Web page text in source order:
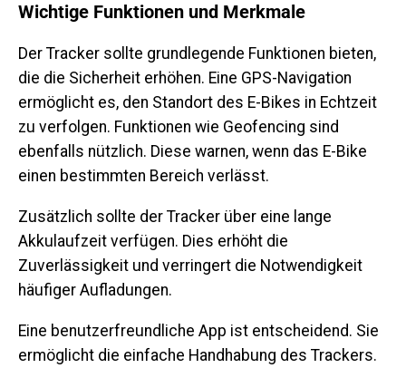
Wichtige Funktionen und Merkmale
Der Tracker sollte grundlegende Funktionen bieten,
die die Sicherheit erhöhen. Eine GPS-Navigation
ermöglicht es, den Standort des E-Bikes in Echtzeit
zu verfolgen. Funktionen wie Geofencing sind
ebenfalls nützlich. Diese warnen, wenn das E-Bike
einen bestimmten Bereich verlässt.
Zusätzlich sollte der Tracker über eine lange
Akkulaufzeit verfügen. Dies erhöht die
Zuverlässigkeit und verringert die Notwendigkeit
häufiger Aufladungen.
Eine benutzerfreundliche App ist entscheidend. Sie
ermöglicht die einfache Handhabung des Trackers.